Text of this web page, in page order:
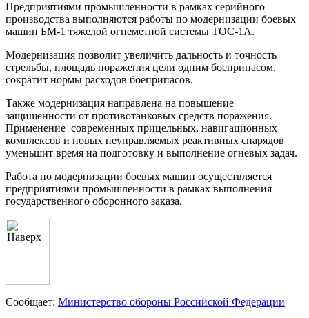
Предприятиями промышленности в рамках серийного
производства выполняются работы по модернизации боевых
машин БМ-1 тяжелой огнеметной системы ТОС-1А.
Модернизация позволит увеличить дальность и точность
стрельбы, площадь поражения цели одним боеприпасом,
сократит нормы расходов боеприпасов.
Также модернизация направлена на повышение
защищенности от противотанковых средств поражения.
Применение современных прицельных, навигационных
комплексов и новых неуправляемых реактивных снарядов
уменьшит время на подготовку и выполнение огневых задач.
Работа по модернизации боевых машин осуществляется
предприятиями промышленности в рамках выполнения
государственного оборонного заказа.
Сообщает: Министерство обороны Российской Федерации